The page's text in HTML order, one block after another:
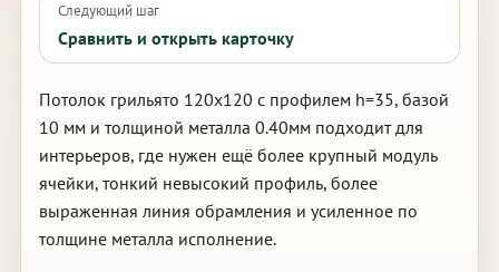
Следующий шаг
Сравнить и открыть карточку
Потолок грильято 120х120 с профилем h=35, базой
10 мм и толщиной металла 0.40мм подходит для
интерьеров, где нужен ещё более крупный модуль
ячейки, тонкий невысокий профиль, более
выраженная линия обрамления и усиленное по
толщине металла исполнение.